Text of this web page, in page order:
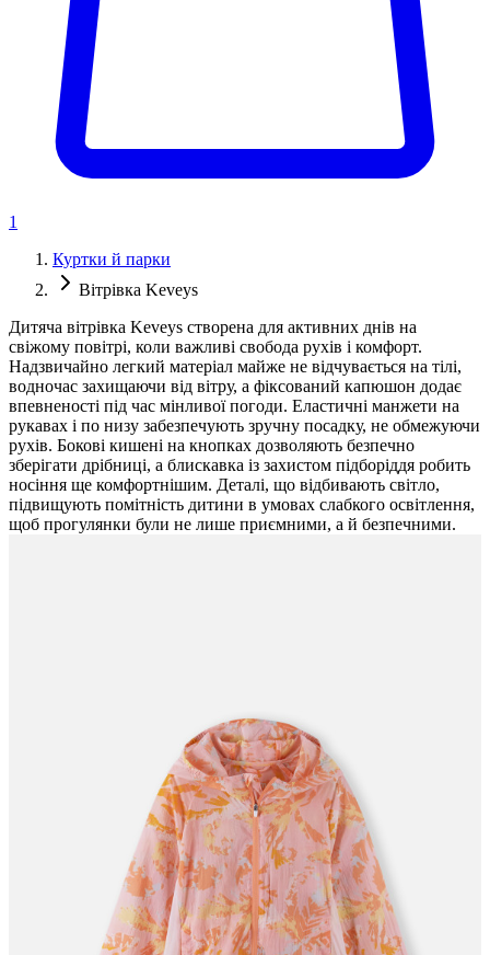
1
Куртки й парки
Вітрівка Keveys
Дитяча вітрівка Keveys створена для активних днів на
свіжому повітрі, коли важливі свобода рухів і комфорт.
Надзвичайно легкий матеріал майже не відчувається на тілі,
водночас захищаючи від вітру, а фіксований капюшон додає
впевненості під час мінливої погоди. Еластичні манжети на
рукавах і по низу забезпечують зручну посадку, не обмежуючи
рухів. Бокові кишені на кнопках дозволяють безпечно
зберігати дрібниці, а блискавка із захистом підборіддя робить
носіння ще комфортнішим. Деталі, що відбивають світло,
підвищують помітність дитини в умовах слабкого освітлення,
щоб прогулянки були не лише приємними, а й безпечними.